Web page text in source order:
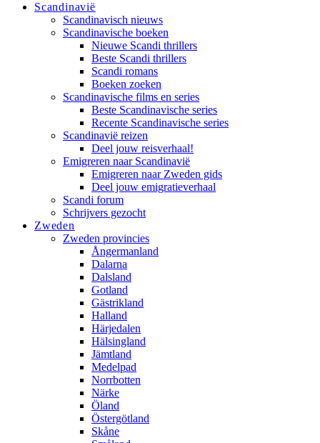
Scandinavië
Scandinavisch nieuws
Scandinavische boeken
Nieuwe Scandi thrillers
Beste Scandi thrillers
Scandi romans
Boeken zoeken
Scandinavische films en series
Beste Scandinavische series
Recente Scandinavische series
Scandinavië reizen
Deel jouw reisverhaal!
Emigreren naar Scandinavië
Emigreren naar Zweden gids
Deel jouw emigratieverhaal
Scandi forum
Schrijvers gezocht
Zweden
Zweden provincies
Ångermanland
Dalarna
Dalsland
Gotland
Gästrikland
Halland
Härjedalen
Hälsingland
Jämtland
Medelpad
Norrbotten
Närke
Öland
Östergötland
Skåne